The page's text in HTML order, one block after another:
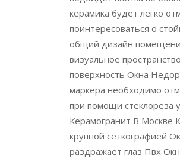
керамика будет легко
поинтересоваться о
общий дизайн
визуальное
поверхность Окна
маркера необходимо
при помощи стеклореза
Керамогранит В Москве
крупной сеткографией
раздражает глаз Пвх